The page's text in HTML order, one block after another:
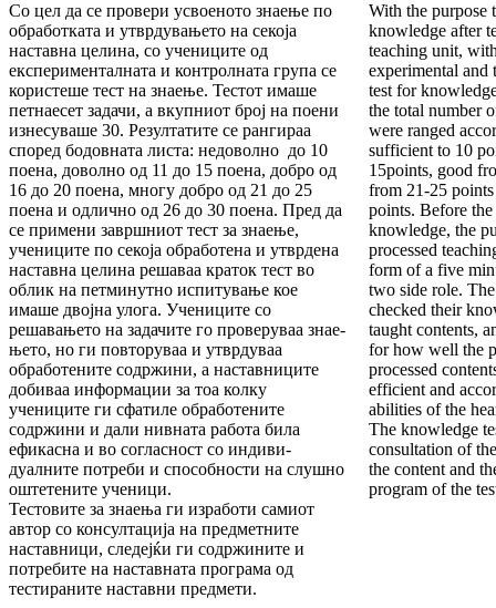
Со цел да се провери усвоеното знаење по
об­ра­ботката и утврдувањето на секоја
наставна це­ли­на, со учениците од
експерименталната и кон­­­­тролната група се
користеше тест на знаење. Тестот имаше
петнаесет задачи, а вкупниот број на поени
изнесуваше 30. Резултатите се ран­­гираа
според бодовната листа: недоволно до 10
поена, доволно од 11 до 15 поена, добро од
16 до 20 поена, многу добро од 21 до 25
пое­на и одлично од 26 до 30 поена. Пред да
се при­ме­ни завршниот тест за знаење,
учениците по секоја обработена и утврдена
наставна цели­на решаваа краток тест во
облик на пет­ми­нут­но испитување кое
имаше двојна улога. Учениците со
решавањето на задачите го про­веруваа знае­
ње­то, но ги повторуваа и утврдуваа
обработе­ни­те содржини, а наставниците
доби­ваа инфор­ма­­ции за тоа колку
учениците ги сфа­тиле обра­ботените
содржини и дали нивната работа била
ефикасна и во согласност со ин­ди­ви­
дуалните потреби и способности на слушно
оштетените ученици.
Тестовите за знаења ги изработи самиот
автор со консултација на предметните
наставници, сле­­дејќи ги содржините и
потребите на нас­тав­ната програма од
тестираните наставни предме­ти.
With the purpose
knowledge after
teaching unit,
experimental and
test for
the total number
were ranged
sufficient to 10
15points, good
from 21-25
points. Be­fore
knowledge, the
processed
form of a five
two side role.
checked their
taught contents,
for how well the
processed
efficient and
abilities of the
The knowledge
consultation of
the content and
program of the